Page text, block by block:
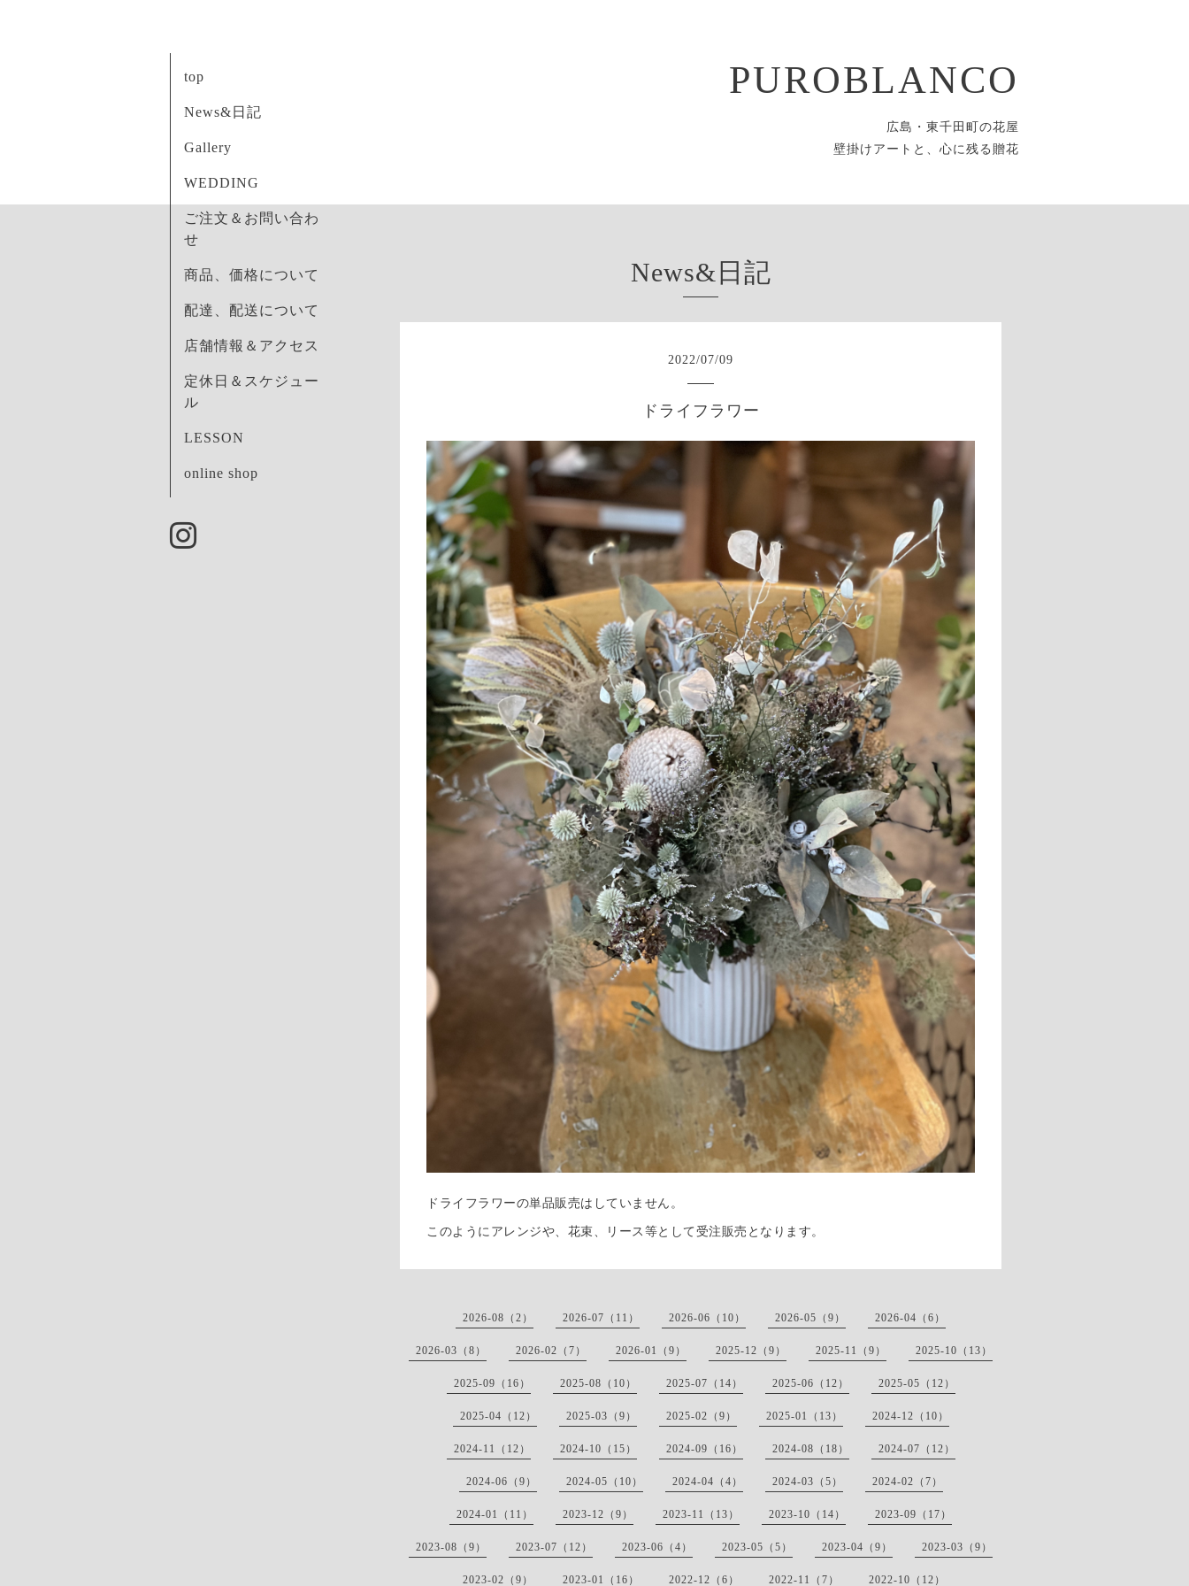
PUROBLANCO
広島・東千田町の花屋
壁掛けアートと、心に残る贈花
top
News&日記
Gallery
WEDDING
ご注文＆お問い合わ
せ
商品、価格について
配達、配送について
店舗情報＆アクセス
定休日＆スケジュー
ル
LESSON
online shop
News&日記
2022/07/09
ドライフラワー
ドライフラワーの単品販売はしていません。
このようにアレンジや、花束、リース等として受注販売となります。
2026-08（2） 2026-07（11） 2026-06（10） 2026-05（9） 2026-04（6）
2026-03（8） 2026-02（7） 2026-01（9） 2025-12（9） 2025-11（9） 2025-10（13）
2025-09（16） 2025-08（10） 2025-07（14） 2025-06（12） 2025-05（12）
2025-04（12） 2025-03（9） 2025-02（9） 2025-01（13） 2024-12（10）
2024-11（12） 2024-10（15） 2024-09（16） 2024-08（18） 2024-07（12）
2024-06（9） 2024-05（10） 2024-04（4） 2024-03（5） 2024-02（7）
2024-01（11） 2023-12（9） 2023-11（13） 2023-10（14） 2023-09（17）
2023-08（9） 2023-07（12） 2023-06（4） 2023-05（5） 2023-04（9） 2023-03（9）
2023-02（9） 2023-01（16） 2022-12（6） 2022-11（7） 2022-10（12）